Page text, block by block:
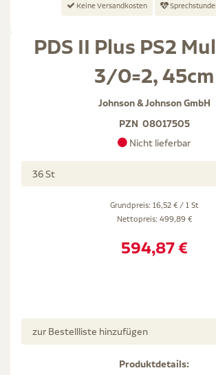
Keine Versandkosten
PDS II Plus PS2
3/0=2, 45cm
Johnson & Johnson GmbH
PZN 08017505
Nicht lieferbar
36 St
Grundpreis: 16,52 € / 1 St
Nettopreis: 499,89 €
594,87 €
zur Bestellliste hinzufügen
Produktdetails: